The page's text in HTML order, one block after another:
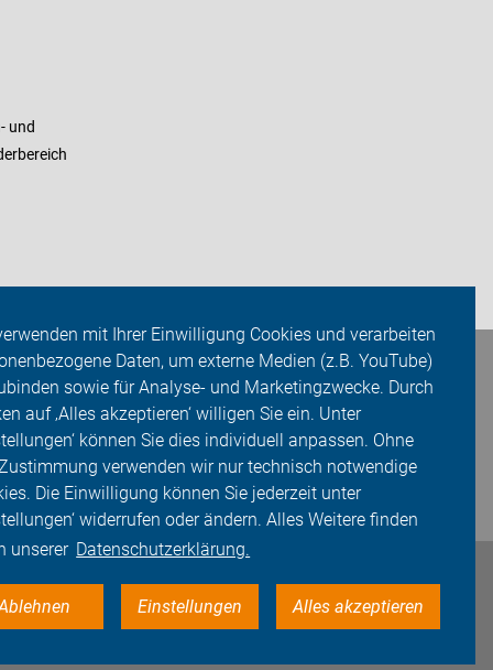
mit Ihrer Einwilligung Cookies und verarbeiten
Daten, um externe Medien (z.B. YouTube)
sowie für Analyse- und Marketingzwecke. Durch
auf ‚Alles akzeptieren‘ willigen Sie ein. Unter
können Sie dies individuell anpassen. Ohne
verwenden wir nur technisch notwendige
Die Einwilligung können Sie jederzeit unter
widerrufen oder ändern. Alles Weitere finden
unserer Datenschutzerklärung.
Einstellungen Alles akzeptieren
und